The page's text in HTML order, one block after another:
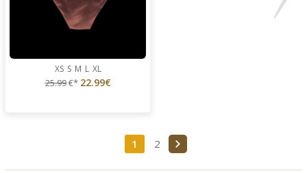
XS S M L XL
25.99€* 22.99€
1 2